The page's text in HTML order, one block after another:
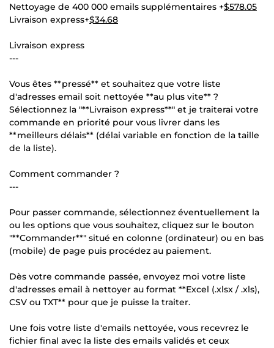
Nettoyage de 400 000 emails supplémentaires +$578.05
Livraison express+$34.68
Livraison express
---
Vous êtes **pressé** et souhaitez que votre liste
d'adresses email soit nettoyée **au plus vite** ?
Sélectionnez la "**Livraison express**" et je traiterai votre
commande en priorité pour vous livrer dans les
**meilleurs délais** (délai variable en fonction de la taille
de la liste).
Comment commander ?
---
Pour passer commande, sélectionnez éventuellement la
ou les options que vous souhaitez, cliquez sur le bouton
"**Commander**" situé en colonne (ordinateur) ou en bas
(mobile) de page puis procédez au paiement.
Dès votre commande passée, envoyez moi votre liste
d'adresses email à nettoyer au format **Excel (.xlsx / .xls),
CSV ou TXT** pour que je puisse la traiter.
Une fois votre liste d'emails nettoyée, vous recevrez le
fichier final avec la liste des emails validés et ceux